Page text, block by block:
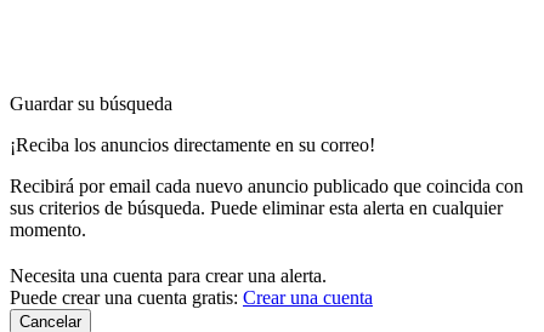
Guardar su búsqueda
¡Reciba los anuncios directamente en su correo!
Recibirá por email cada nuevo anuncio publicado que coincida con
sus criterios de búsqueda. Puede eliminar esta alerta en cualquier
momento.
Necesita una cuenta para crear una alerta.
Puede crear una cuenta gratis: Crear una cuenta
Cancelar